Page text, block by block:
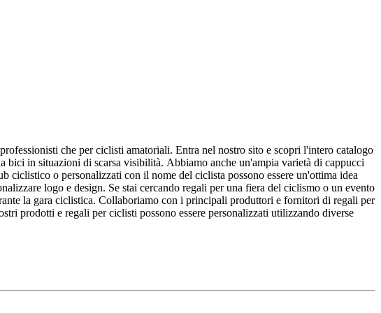
che per ciclisti amatoriali. Entra nel nostro sito e scopri l'intero catalogo
in situazioni di scarsa visibilità. Abbiamo anche un'ampia varietà di cappucci
ciclistico o personalizzati con il nome del ciclista possono essere un'ottima idea
logo e design. Se stai cercando regali per una fiera del ciclismo o un evento
la gara ciclistica. Collaboriamo con i principali produttori e fornitori di regali per
prodotti e regali per ciclisti possono essere personalizzati utilizzando diverse